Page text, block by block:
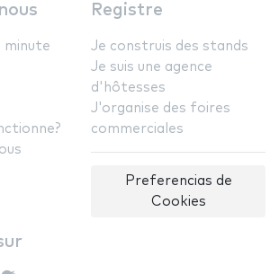
minute
Registre
Je construis des stands
Je suis une agence
d'hôtesses
J'organise des foires
commerciales
Preferencias de
Cookies